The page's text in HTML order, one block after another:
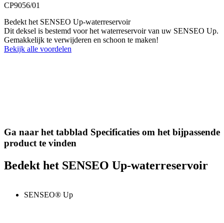
CP9056/01
Bedekt het SENSEO Up-waterreservoir
Dit deksel is bestemd voor het waterreservoir van uw SENSEO Up.
Gemakkelijk te verwijderen en schoon te maken!
Bekijk alle voordelen
Ga naar het tabblad Specificaties om het bijpassende
product te vinden
Bedekt het SENSEO Up-waterreservoir
SENSEO® Up